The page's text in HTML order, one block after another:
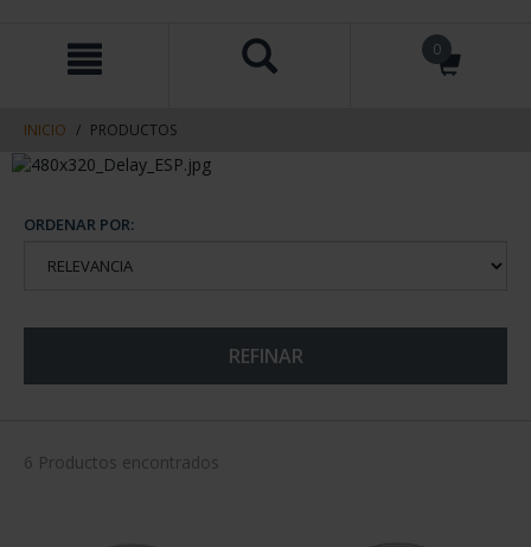
contenido
navegacin
0
INICIO PRODUCTOS
ORDENAR POR:
REFINAR
6 Productos encontrados